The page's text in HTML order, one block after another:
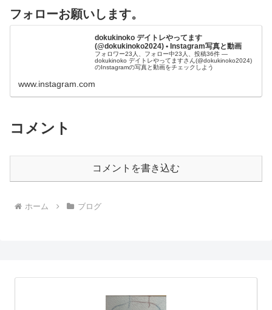
フォローお願いします。
dokukinoko デイトレやってます
(@dokukinoko2024) • Instagram写真と動画
フォロワー23人、フォロー中23人、投稿36件 ―
dokukinoko デイトレやってますさん(@dokukinoko2024)
のInstagramの写真と動画をチェックしよう
www.instagram.com
コメント
コメントを書き込む
ホーム ブログ